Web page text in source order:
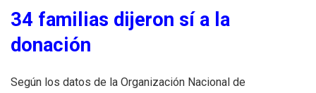
34 familias dijeron sí a la
donación
Según los datos de la Organización Nacional de